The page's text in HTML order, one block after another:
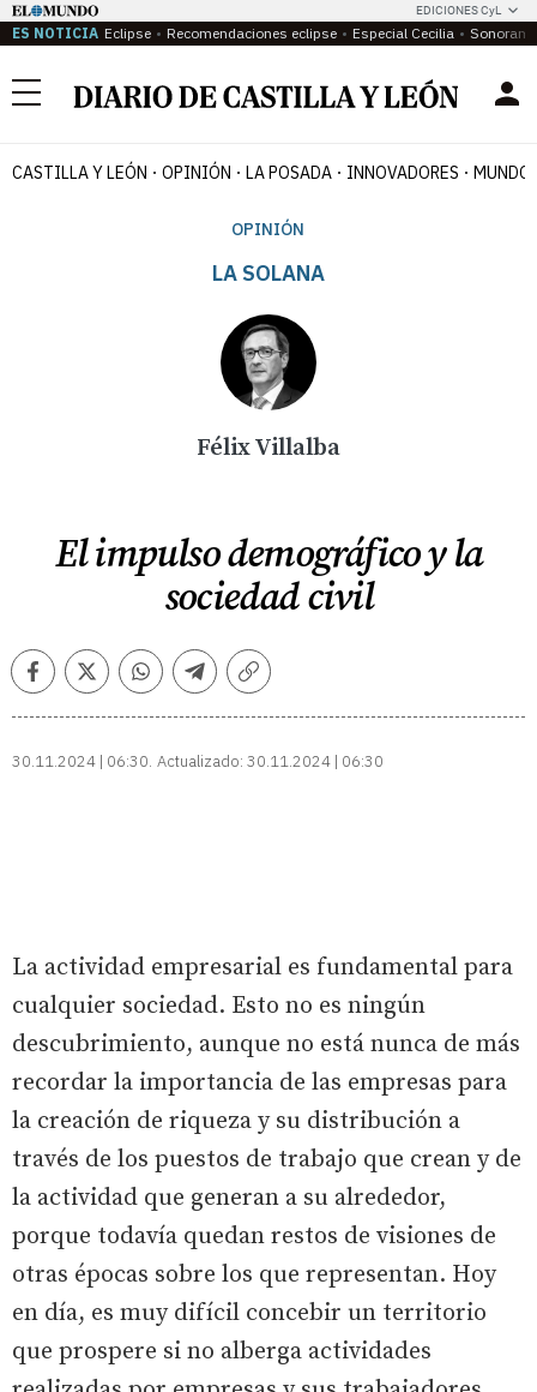
EDICIONES CyL
ES NOTICIA Eclipse Recomendaciones eclipse Especial Cecilia
Menú
CASTILLA Y LEÓN OPINIÓN LA POSADA INNOVADORES MUNDO
OPINIÓN
LA SOLANA
Félix Villalba
El impulso demográfico y la
sociedad civil
FacebookTwitterWhatsappTelegramCopiar
30.11.2024 | 06:30 Actualizado: 30.11.2024 | 06:30
La actividad empresarial es fundamental para
cualquier sociedad. Esto no es ningún
descubrimiento, aunque no está nunca de más
recordar la importancia de las empresas para
la creación de riqueza y su distribución a
través de los puestos de trabajo que crean y de
la actividad que generan a su alrededor,
porque todavía quedan restos de visiones de
otras épocas sobre los que representan. Hoy
en día, es muy difícil concebir un territorio
que prospere si no alberga actividades